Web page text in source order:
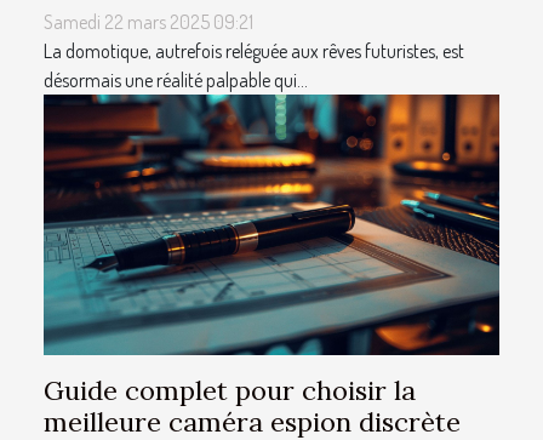
Samedi 22 mars 2025 09:21
La domotique, autrefois reléguée aux rêves futuristes, est
désormais une réalité palpable qui...
Guide complet pour choisir la
meilleure caméra espion discrète